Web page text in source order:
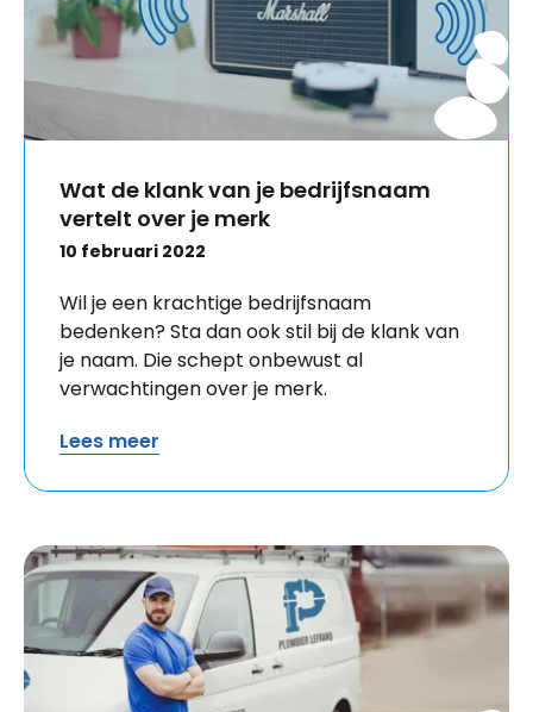
Wat de klank van je bedrijfsnaam
vertelt over je merk
10 februari 2022
Wil je een krachtige bedrijfsnaam
bedenken? Sta dan ook stil bij de klank van
je naam. Die schept onbewust al
verwachtingen over je merk.
Lees meer